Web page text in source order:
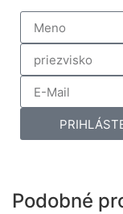
Podobné